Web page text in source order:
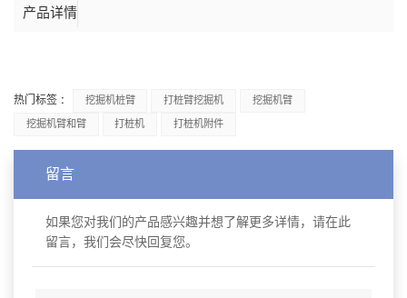
产品详情
热门标签 : 挖掘机桩臂 打桩臂挖掘机
挖掘机臂
挖掘机臂和臂
打桩机 打桩机附件
留言
如果您对我们的产品感兴趣并想了解更多详情，请在此
留言，我们会尽快回复您。